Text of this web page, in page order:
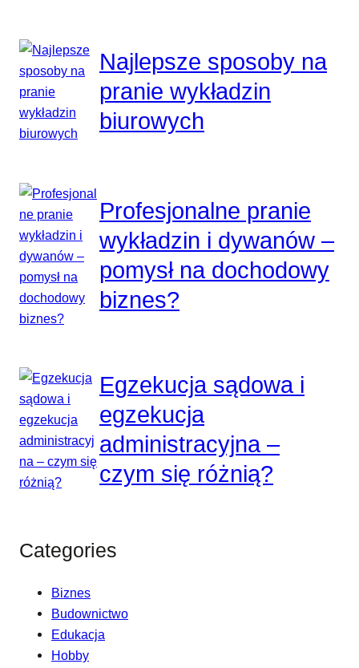
Najlepsze sposoby na
pranie wykładzin
biurowych
Profesjonalne pranie
wykładzin i dywanów –
pomysł na dochodowy
biznes?
Egzekucja sądowa i
egzekucja
administracyjna –
czym się różnią?
Categories
Biznes
Budownictwo
Edukacja
Hobby